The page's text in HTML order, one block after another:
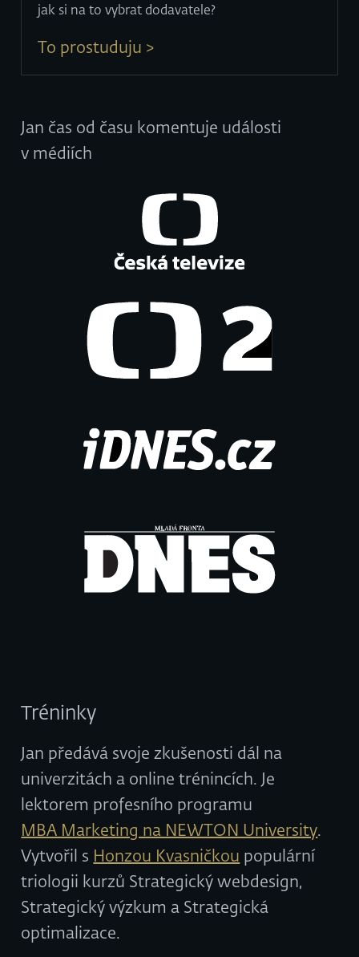
jak si na to vybrat dodavatele?
To prostuduju >
Jan čas od času komentuje události
v médiích
Tréninky
Jan předává svoje zkušenosti dál na
univerzitách a online trénincích. Je
lektorem profesního programu
MBA Marketing na NEWTON University.
Vytvořil s Honzou Kvasničkou populární
triologii kurzů Strategický webdesign,
Strategický výzkum a Strategická
optimalizace.